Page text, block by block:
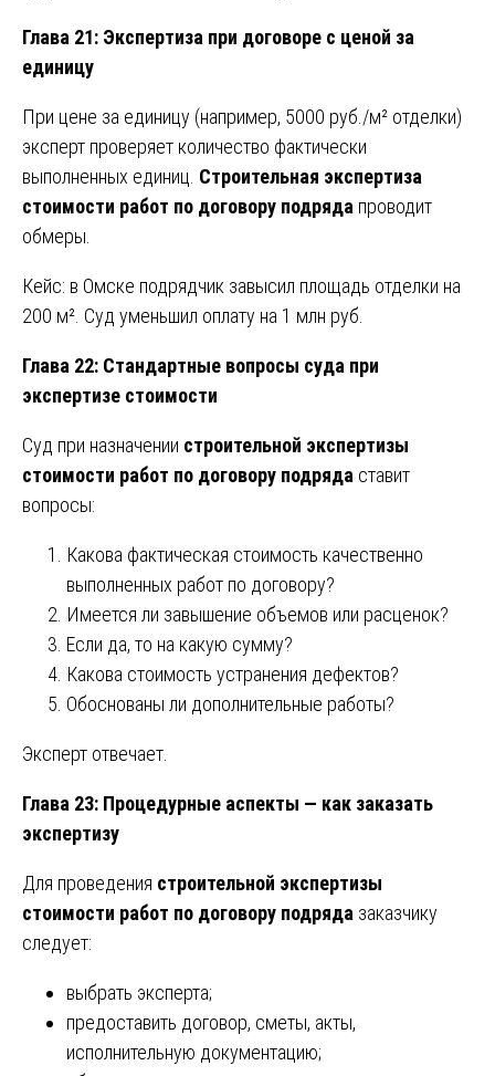
Глава 21: Экспертиза при договоре с ценой за
единицу
При цене за единицу (например, 5000 руб./м² отделки)
эксперт проверяет количество фактически
выполненных единиц. Строительная экспертиза
стоимости работ по договору подряда проводит
обмеры.
Кейс: в Омске подрядчик завысил площадь отделки на
200 м². Суд уменьшил оплату на 1 млн руб.
Глава 22: Стандартные вопросы суда при
экспертизе стоимости
Суд при назначении строительной экспертизы
стоимости работ по договору подряда ставит
вопросы:
Какова фактическая стоимость качественно
выполненных работ по договору?
Имеется ли завышение объемов или расценок?
Если да, то на какую сумму?
Какова стоимость устранения дефектов?
Обоснованы ли дополнительные работы?
Эксперт отвечает.
Глава 23: Процедурные аспекты — как заказать
экспертизу
Для проведения строительной экспертизы
стоимости работ по договору подряда заказчику
следует:
выбрать эксперта;
предоставить договор, сметы, акты,
исполнительную документацию;